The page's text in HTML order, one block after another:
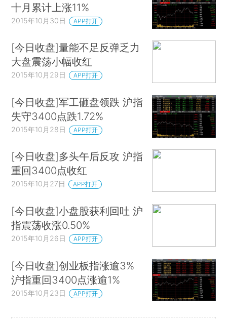
十月累计上涨11%
2015年10月30日 APP打开
[今日收盘]量能不足反弹乏力
大盘震荡小幅收红
2015年10月29日 APP打开
[今日收盘]军工砸盘领跌 沪指
失守3400点跌1.72%
2015年10月28日 APP打开
[今日收盘]多头午后反攻 沪指
重回3400点收红
2015年10月27日 APP打开
[今日收盘]小盘股获利回吐 沪
指震荡收涨0.50%
2015年10月26日 APP打开
[今日收盘]创业板指涨逾3%
沪指重回3400点涨逾1%
2015年10月23日 APP打开